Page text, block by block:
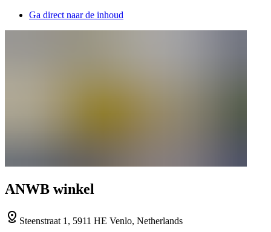
Ga direct naar de inhoud
ANWB winkel
Steenstraat 1, 5911 HE Venlo, Netherlands